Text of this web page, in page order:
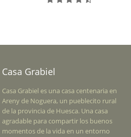
Casa Grabiel
Casa Grabiel es una casa centenaria en
Areny de Noguera, un pueblecito rural
de la provincia de Huesca. Una casa
agradable para compartir los buenos
momentos de la vida en un entorno